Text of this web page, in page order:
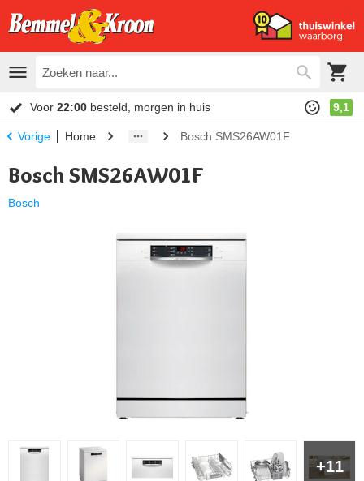
Voor 22:00 besteld, morgen in huis 9,1
Vorige Home Bosch SMS26AW01F
Bosch SMS26AW01F
Bosch
+11